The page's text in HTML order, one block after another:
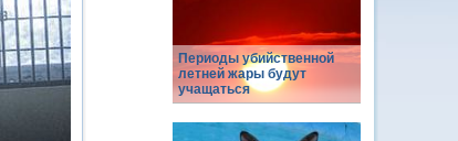
Периоды убийственной
летней жары будут
учащаться